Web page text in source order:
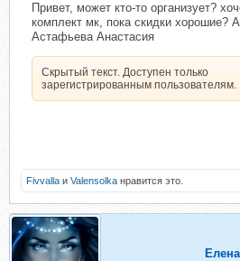
Привет, может кто-то организует?
комплект мк, пока скидки хорошие?
Астафьева Анастасия
Скрытый текст. Доступен только
зарегистрированным пользователям.
Fivvalla и Valensolka нравится это.